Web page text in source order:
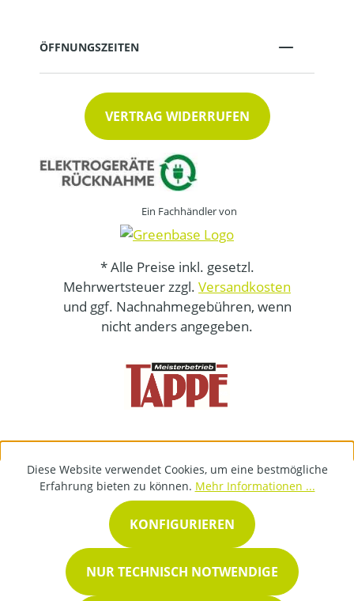
ÖFFNUNGSZEITEN
VERTRAG WIDERRUFEN
Ein Fachhändler von
* Alle Preise inkl. gesetzl.
Mehrwertsteuer zzgl. Versandkosten
und ggf. Nachnahmegebühren, wenn
nicht anders angegeben.
Diese Website verwendet Cookies, um eine bestmögliche
Erfahrung bieten zu können. Mehr Informationen ...
NUR TECHNISCH NOTWENDIGE
KONFIGURIEREN